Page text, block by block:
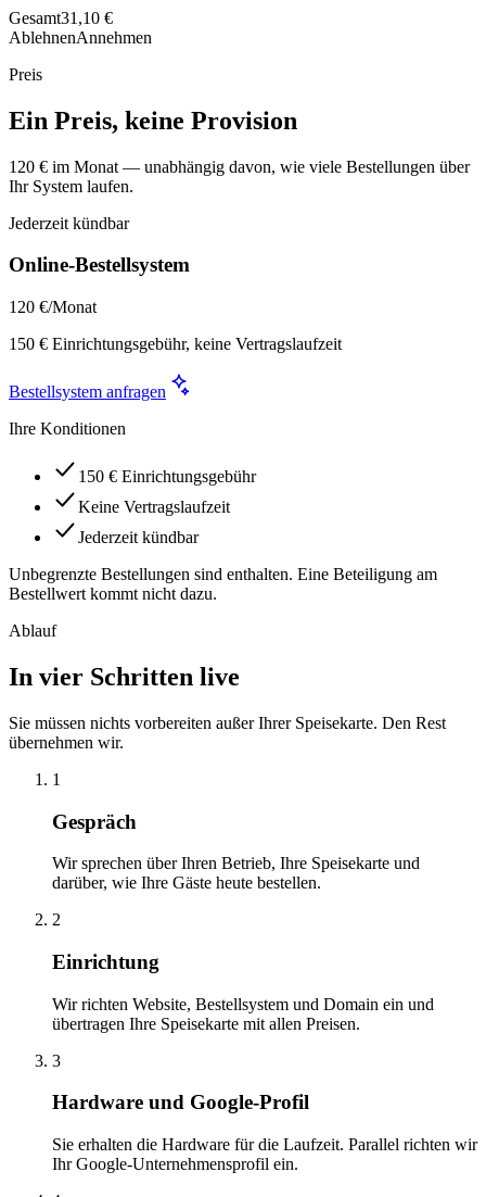
Gesamt31,10 €
AblehnenAnnehmen
Preis
Ein Preis, keine Provision
120 € im Monat — unabhängig davon, wie viele Bestellungen über
Ihr System laufen.
Jederzeit kündbar
Online-Bestellsystem
120 €/Monat
150 € Einrichtungsgebühr, keine Vertragslaufzeit
Bestellsystem anfragen
Ihre Konditionen
150 € Einrichtungsgebühr
Keine Vertragslaufzeit
Jederzeit kündbar
Unbegrenzte Bestellungen sind enthalten. Eine Beteiligung am
Bestellwert kommt nicht dazu.
Ablauf
In vier Schritten live
Sie müssen nichts vorbereiten außer Ihrer Speisekarte. Den Rest
übernehmen wir.
1
Gespräch
Wir sprechen über Ihren Betrieb, Ihre Speisekarte und
darüber, wie Ihre Gäste heute bestellen.
2
Einrichtung
Wir richten Website, Bestellsystem und Domain ein und
übertragen Ihre Speisekarte mit allen Preisen.
3
Hardware und Google-Profil
Sie erhalten die Hardware für die Laufzeit. Parallel richten wir
Ihr Google-Unternehmensprofil ein.